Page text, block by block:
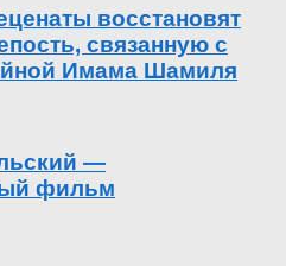
восстановят
связанную с
Имама Шамиля
—
фильм